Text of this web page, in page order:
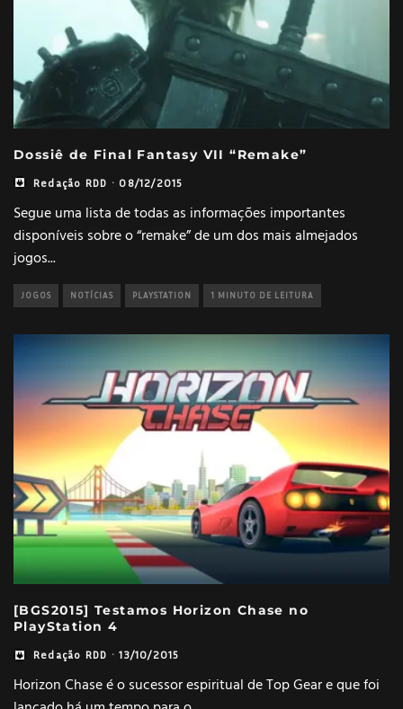
Dossiê de Final Fantasy VII “Remake”
Redação RDD · 08/12/2015
Segue uma lista de todas as informações importantes
disponíveis sobre o “remake” de um dos mais almejados
jogos...
JOGOS NOTÍCIAS PLAYSTATION 1 MINUTO DE LEITURA
[BGS2015] Testamos Horizon Chase no
PlayStation 4
Redação RDD · 13/10/2015
Horizon Chase é o sucessor espiritual de Top Gear e que foi